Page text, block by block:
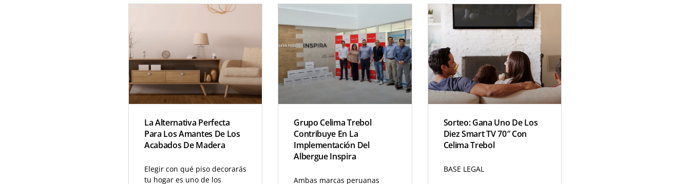
La Alternativa Perfecta
Para Los Amantes De Los
Acabados De Madera
factores más determinantes
Grupo Celima Trebol
Contribuye En La
Implementación Del
Albergue Inspira
Ambas marcas peruanas
Sorteo: Gana Uno De Los
Diez Smart TV 70″ Con
Celima Trebol